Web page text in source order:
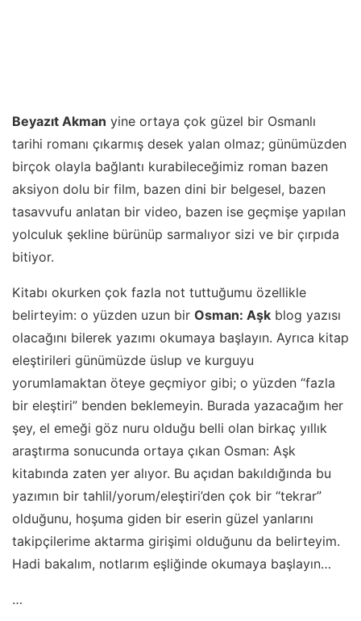
Beyazıt Akman yine ortaya çok güzel bir Osmanlı
tarihi romanı çıkarmış desek yalan olmaz; günümüzden
birçok olayla bağlantı kurabileceğimiz roman bazen
aksiyon dolu bir film, bazen dini bir belgesel, bazen
tasavvufu anlatan bir video, bazen ise geçmişe yapılan
yolculuk şekline bürünüp sarmalıyor sizi ve bir çırpıda
bitiyor.
Kitabı okurken çok fazla not tuttuğumu özellikle
belirteyim: o yüzden uzun bir Osman: Aşk blog yazısı
olacağını bilerek yazımı okumaya başlayın. Ayrıca kitap
eleştirileri günümüzde üslup ve kurguyu
yorumlamaktan öteye geçmiyor gibi; o yüzden “fazla
bir eleştiri” benden beklemeyin. Burada yazacağım her
şey, el emeği göz nuru olduğu belli olan birkaç yıllık
araştırma sonucunda ortaya çıkan Osman: Aşk
kitabında zaten yer alıyor. Bu açıdan bakıldığında bu
yazımın bir tahlil/yorum/eleştiri’den çok bir “tekrar”
olduğunu, hoşuma giden bir eserin güzel yanlarını
takipçilerime aktarma girişimi olduğunu da belirteyim.
Hadi bakalım, notlarım eşliğinde okumaya başlayın…
…